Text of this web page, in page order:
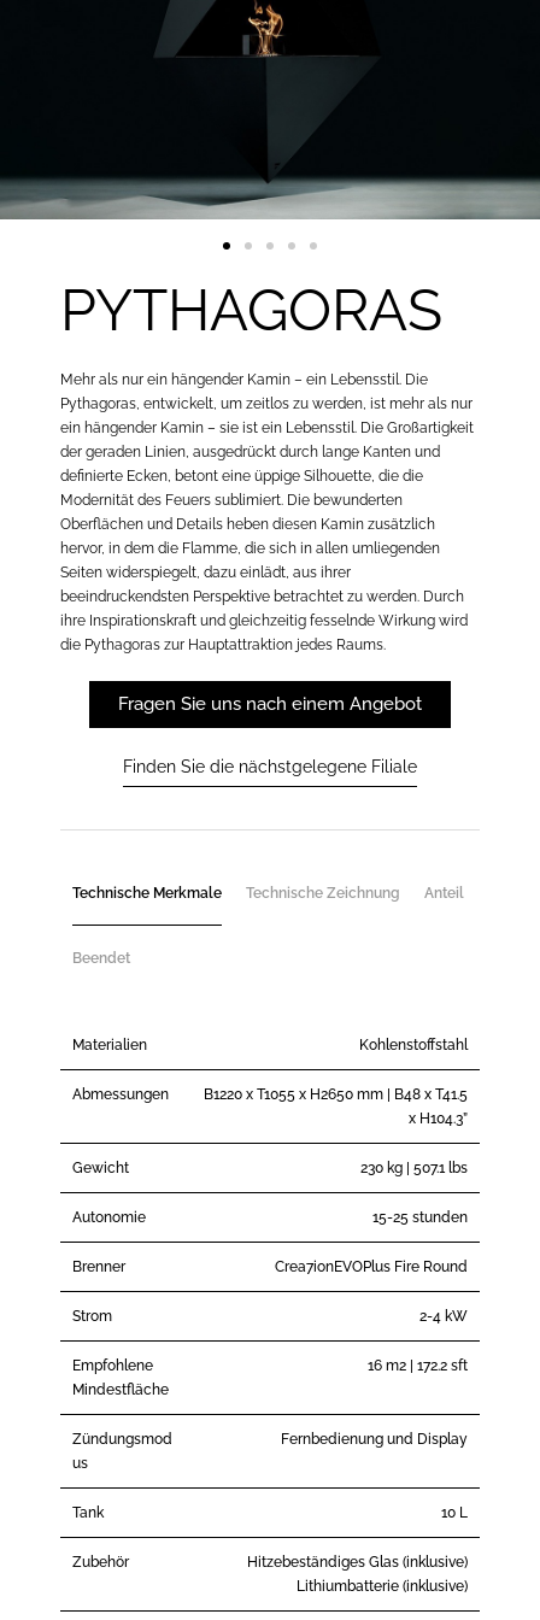
PYTHAGORAS
Mehr als nur ein hängender Kamin – ein Lebensstil. Die
Pythagoras, entwickelt, um zeitlos zu werden, ist mehr als nur
ein hängender Kamin – sie ist ein Lebensstil. Die Großartigkeit
der geraden Linien, ausgedrückt durch lange Kanten und
definierte Ecken, betont eine üppige Silhouette, die die
Modernität des Feuers sublimiert. Die bewunderten
Oberflächen und Details heben diesen Kamin zusätzlich
hervor, in dem die Flamme, die sich in allen umliegenden
Seiten widerspiegelt, dazu einlädt, aus ihrer
beeindruckendsten Perspektive betrachtet zu werden. Durch
ihre Inspirationskraft und gleichzeitig fesselnde Wirkung wird
die Pythagoras zur Hauptattraktion jedes Raums.
Fragen Sie uns nach einem Angebot
Finden Sie die nächstgelegene Filiale
Technische Merkmale Technische Zeichnung Anteil
Beendet
Materialien Kohlenstoffstahl
Abmessungen
B1220 x T1055 x H2650 mm | B48 x T41.5
x H104.3”
Gewicht 230 kg | 507.1 lbs
Autonomie 15-25 stunden
Brenner Crea7ionEVOPlus Fire Round
Strom 2-4 kW
Empfohlene
Mindestfläche
16 m2 | 172.2 sft
Zündungsmod
us
Fernbedienung und Display
Tank 10 L
Zubehör
Hitzebeständiges Glas (inklusive)
Lithiumbatterie (inklusive)